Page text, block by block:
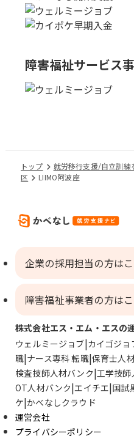
障害福祉サービス
トップ 就労移行支援/自立訓練
区
LIIMO阿波座
企業の採用担当の方は
障害福祉事業者の方は
株式会社エス・エム・エスの
ウェルミージョブ カイゴジョ
職 ナース専科 転職 保育士人
検査技師人材バンク 工学技師
OT人材バンク エイチエ 国試
ケ かべなしクラウド
運営会社
プライバシーポリシー